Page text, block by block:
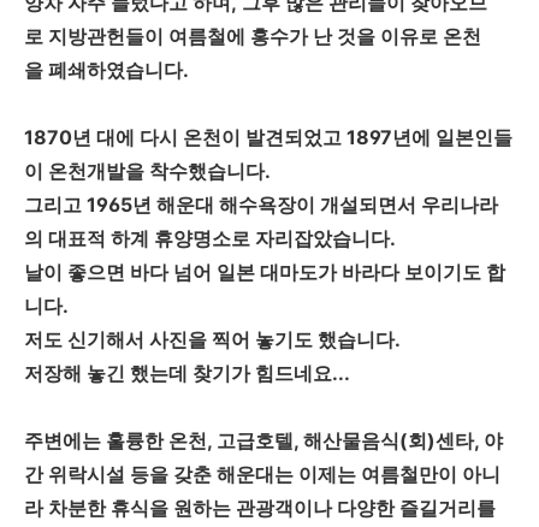
로 지방관헌들이 여름철에 홍수가 난 것을 이유로 온천
을 폐쇄하였습니다.
1870년 대에 다시 온천이 발견되었고 1897년에 일본인들
이 온천개발을 착수했습니다.
그리고 1965년 해운대 해수욕장이 개설되면서 우리나라
의 대표적 하계 휴양명소로 자리잡았습니다.
날이 좋으면 바다 넘어 일본 대마도가 바라다 보이기도 합
니다.
저도 신기해서 사진을 찍어 놓기도 했습니다.
저장해 놓긴 했는데 찾기가 힘드네요...
주변에는 훌륭한 온천, 고급호텔, 해산물음식(회)센타, 야
간 위락시설 등을 갖춘 해운대는 이제는 여름철만이 아니
라 차분한 휴식을 원하는 관광객이나 다양한 즐길거리를